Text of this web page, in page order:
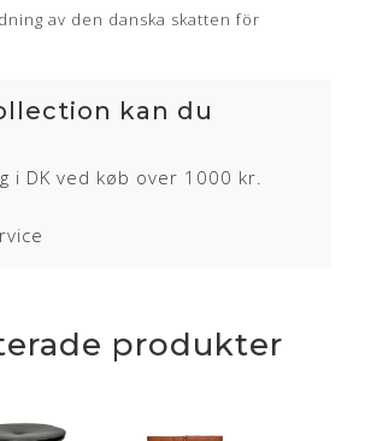
av den danska skatten för
kan du
i DK ved køb over 1000 kr.
produkter